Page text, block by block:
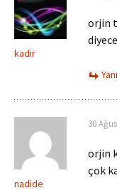
kadir
orjin
nadide
30
orjin
çok